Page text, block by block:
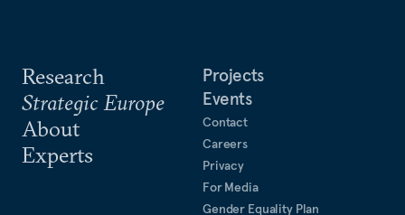
Research
Strategic Europe
About
Experts
Projects
Events
Contact
Careers
Privacy
For Media
Gender Equality Plan